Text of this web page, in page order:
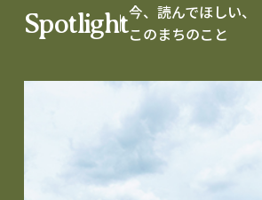
Spotlight今、読んでほしい、
このまちのこと